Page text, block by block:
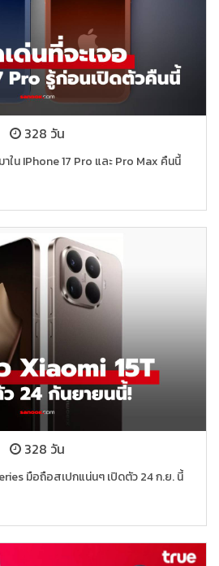
328 วัน
ใน IPhone 17 Pro และ Pro Max คืนนี้
328 วัน
มือถือสเปกแน่นๆ เปิดตัว 24 ก.ย. นี้